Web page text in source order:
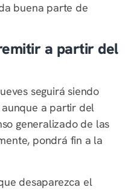
buena parte de
a partir del
seguirá siendo
a partir del
generalizado de las
pondrá fin a la
desaparezca el